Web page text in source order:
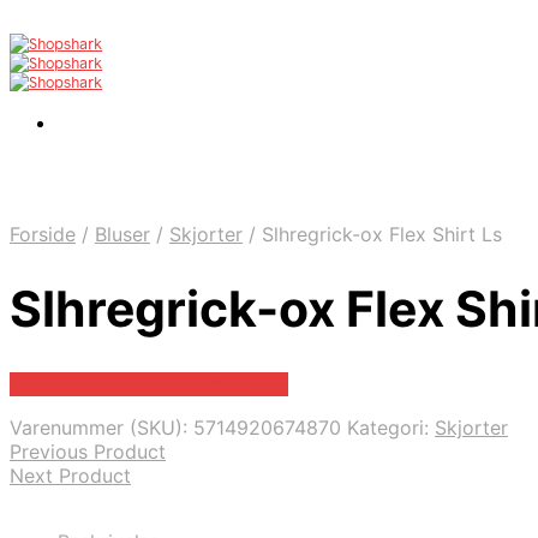
Forside / Bluser / Skjorter / Slhregrick-ox Flex Shirt Ls
Slhregrick-ox Flex
Varenummer (SKU): 5714920674870 Kategori: Skjorter
Previous Product
Next Product